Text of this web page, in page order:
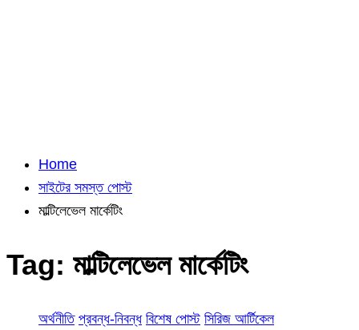
Home
সাইটের সমস্ত পোস্ট
মাল্টিলেভেল মার্কেটিং
Tag: মাল্টিলেভেল মার্কেটিং
অর্থনীতি প্রবন্ধ-নিবন্ধ বিশেষ পোস্ট সিরিজ আর্টিকেল